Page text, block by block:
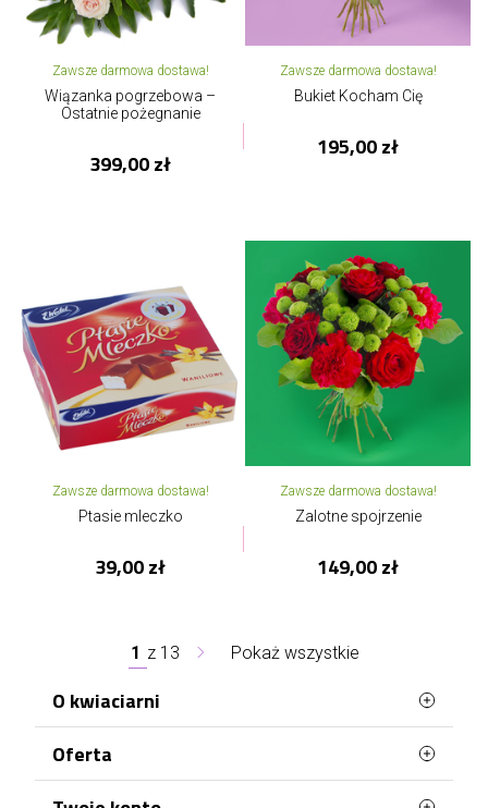
Zawsze darmowa dostawa!
Wiązanka pogrzebowa –
Ostatnie pożegnanie
399,00 zł
Zawsze darmowa dostawa!
Bukiet Kocham Cię
195,00 zł
Zawsze darmowa dostawa!
Ptasie mleczko
39,00 zł
Zawsze darmowa dostawa!
Zalotne spojrzenie
149,00 zł
1 z 13 Pokaż wszystkie
O kwiaciarni
Petunias.pl to wyjątkowa poczta z kwiatami,
dzięki której wyślesz przepiękne kwiaty dla bliskiej
Oferta